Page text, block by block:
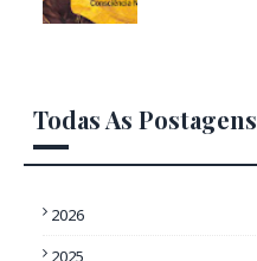
Todas As Postagens
2026
2025